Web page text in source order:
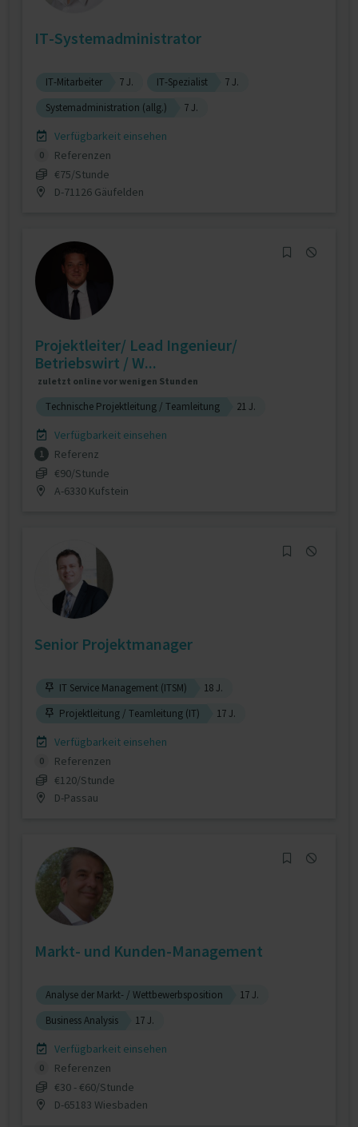
IT-Systemadministrator
IT-Mitarbeiter 7 J. IT-Spezialist
7 J.
Systemadministration (allg.)
7 J.
Verfügbarkeit einsehen
0
Referenzen
€75/Stunde
D-71126 Gäufelden
Projektleiter/ Lead Ingenieur/
Betriebswirt / W...
zuletzt online vor wenigen Stunden
Technische Projektleitung / Teamleitung 21 J.
Verfügbarkeit einsehen
1
Referenz
€90/Stunde
A-6330 Kufstein
Senior Projektmanager
IT Service Management (ITSM)
18 J.
Projektleitung / Teamleitung (IT)
17 J.
Verfügbarkeit einsehen
0
Referenzen
€120/Stunde
D-Passau
Markt- und Kunden-Management
Analyse der Markt- / Wettbewerbsposition
17 J.
Business Analysis
17 J.
Verfügbarkeit einsehen
0
Referenzen
€30 - €60/Stunde
D-65183 Wiesbaden